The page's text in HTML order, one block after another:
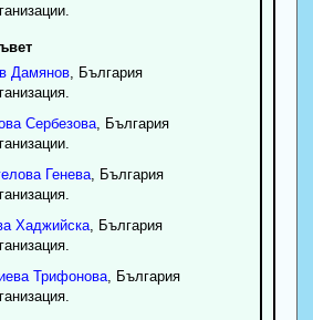
Дамянов, България
Сербезова, България
Генева, България
Хаджийска, България
Трифонова, България